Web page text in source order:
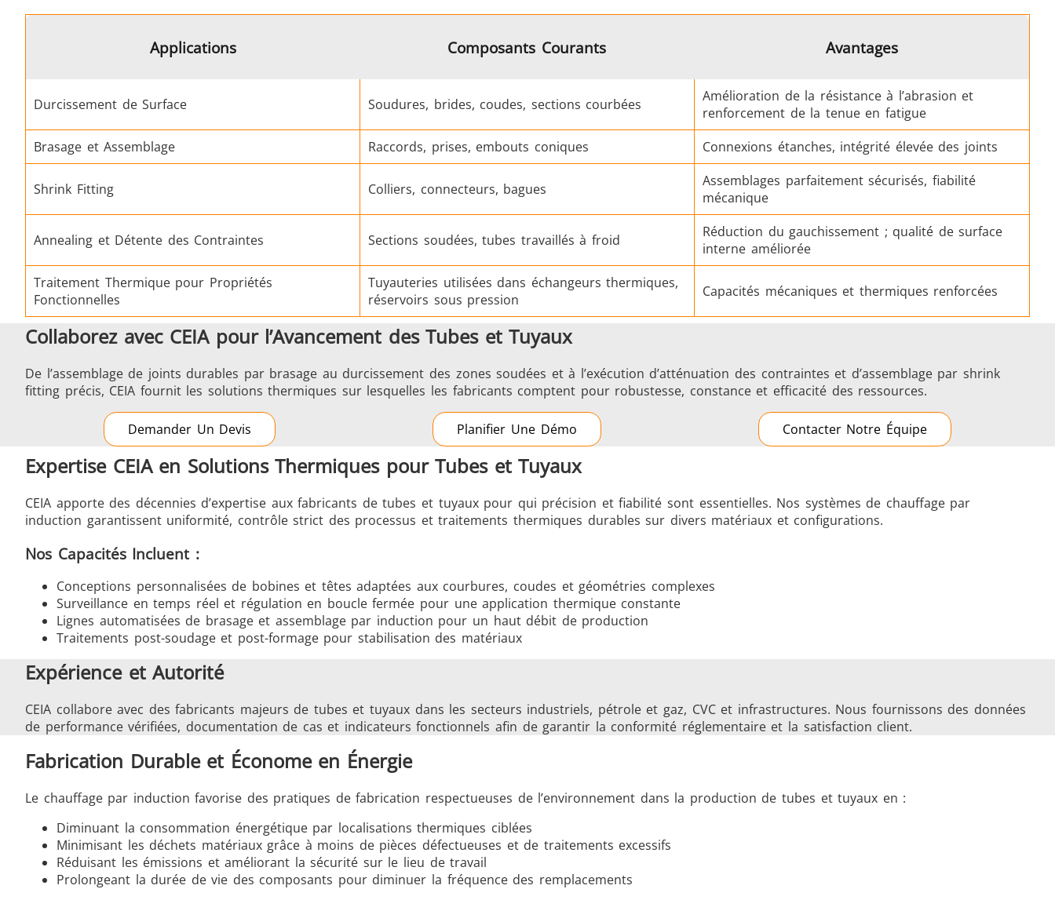
Médical et pharma
Outils métalliques Semi-conducteurs Tube et tuyau
Applications Composants Courants Avantages
Durcissement de Surface Soudures, brides, coudes, sections courbées
Amélioration de la résistance à l’abrasion et
renforcement de la tenue en fatigue
Brasage et Assemblage
Raccords, prises, embouts coniques Connexions étanches, intégrité élevée des joints
Shrink Fitting Colliers, connecteurs, bagues
Assemblages parfaitement sécurisés, fiabilité
mécanique
Annealing et Détente des Contraintes Sections soudées, tubes travaillés à froid
Réduction du gauchissement ; qualité de surface
interne améliorée
Traitement Thermique pour Propriétés
Fonctionnelles
Tuyauteries utilisées dans échangeurs thermiques,
réservoirs sous pression
Capacités mécaniques et thermiques renforcées
Collaborez avec CEIA pour l’Avancement des Tubes et Tuyaux
De l’assemblage de joints durables par brasage au durcissement des zones soudées et à l’exécution d’atténuation des contraintes et d’assemblage par shrink
fitting précis, CEIA fournit les solutions thermiques sur lesquelles les fabricants comptent pour robustesse, constance et efficacité des ressources.
Demander Un Devis Planifier Une Démo Contacter Notre Équipe
Expertise CEIA en Solutions Thermiques pour Tubes et Tuyaux
CEIA apporte des décennies d’expertise aux fabricants de tubes et tuyaux pour qui précision et fiabilité sont essentielles. Nos systèmes de chauffage par
induction garantissent uniformité, contrôle strict des processus et traitements thermiques durables sur divers matériaux et configurations.
Nos Capacités Incluent :
Conceptions personnalisées de bobines et têtes adaptées aux courbures, coudes et géométries complexes
Surveillance en temps réel et régulation en boucle fermée pour une application thermique constante
Lignes automatisées de brasage et assemblage par induction pour un haut débit de production
Traitements post-soudage et post-formage pour stabilisation des matériaux
Expérience et Autorité
CEIA collabore avec des fabricants majeurs de tubes et tuyaux dans les secteurs industriels, pétrole et gaz, CVC et infrastructures. Nous fournissons des données
de performance vérifiées, documentation de cas et indicateurs fonctionnels afin de garantir la conformité réglementaire et la satisfaction client.
Fabrication Durable et Économe en Énergie
Le chauffage par induction favorise des pratiques de fabrication respectueuses de l’environnement dans la production de tubes et tuyaux en :
Diminuant la consommation énergétique par localisations thermiques ciblées
Minimisant les déchets matériaux grâce à moins de pièces défectueuses et de traitements excessifs
Réduisant les émissions et améliorant la sécurité sur le lieu de travail
Prolongeant la durée de vie des composants pour diminuer la fréquence des remplacements